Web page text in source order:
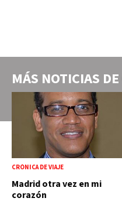
MÁS NOTICIAS DE
CRÓNICA DE VIAJE
Madrid otra vez en mi
corazón